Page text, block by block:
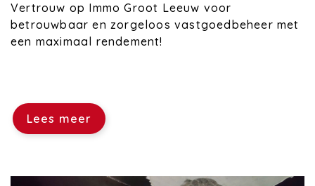
Vertrouw op Immo Groot Leeuw voor
betrouwbaar en zorgeloos vastgoedbeheer met
een maximaal rendement!
Lees meer